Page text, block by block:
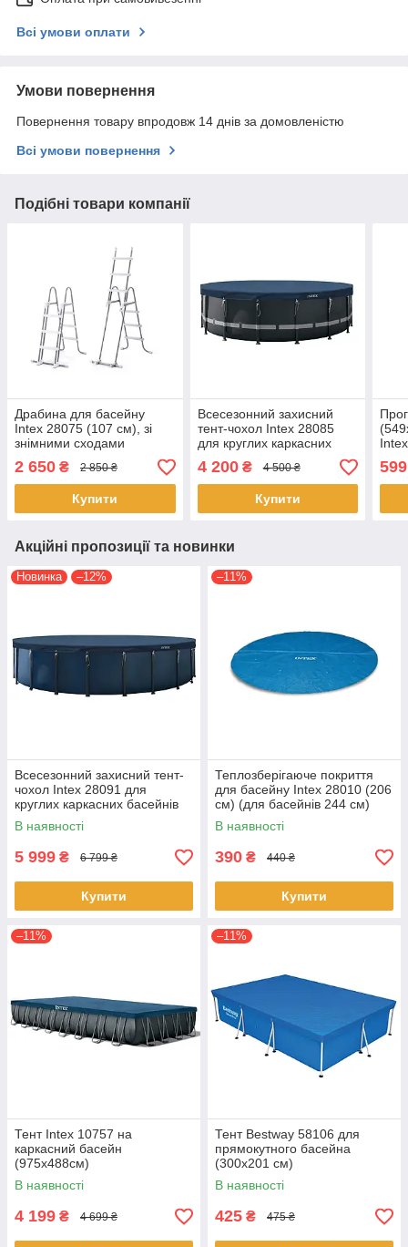
Всі умови оплати
Умови повернення
Повернення товару впродовж 14 днів за домовленістю
Всі умови повернення
Подібні товари компанії
Драбина для басейну
Intex 28075 (107 см), зі
знімними сходами
2 650 ₴ 2 850 ₴
Купити
Всесезонний захисний
тент-чохол Intex 28085
для круглих каркасних
басейнів 549 см
4 200₴ 4 500 ₴
Купити
Intex
599
Акційні пропозиції та новинки
Новинка –12%
Всесезонний захисний тент-
чохол Intex 28091 для
круглих каркасних басейнів
732 см
В наявності
5 999 ₴ 6 799 ₴
Купити
–11%
Теплозберігаюче покриття
для басейну Intex 28010 (206
см) (для басейнів 244 см)
В наявності
390 ₴ 440 ₴
Купити
–11%
Тент Intex 10757 на
каркасний басейн
(975х488см)
В наявності
4 199 ₴ 4 699 ₴
–11%
Тент Bestway 58106 для
прямокутного басейна
(300х201 см)
В наявності
425 ₴ 475 ₴